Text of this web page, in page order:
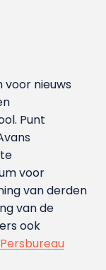
nieuws
Punt
voor
van derden
van de
ook